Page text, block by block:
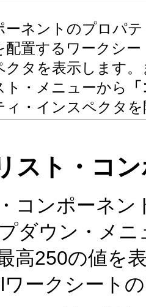
ーネントのプロパ
配置するワークシ
クタを表示します
ト・メニューから
ィ・インスペクタ
スト・コ
コンポーネン
ダウン・メ
高250の値を
ワークシート